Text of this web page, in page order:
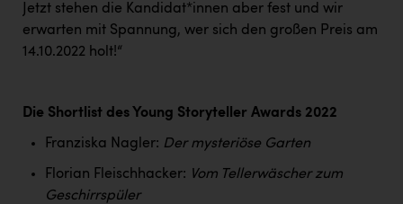
REMAX
RE/MAX Welcome
SCRI - Salzburg Cancer Research Institute
Jetzt stehen die Kandidat*innen aber fest und wir
erwarten mit Spannung, wer sich den großen Preis am
14.10.2022 holt!“
Die Shortlist des Young Storyteller Awards 2022
Franziska Nagler: Der mysteriöse Garten
Florian Fleischhacker: Vom Tellerwäscher zum
Geschirrspüler